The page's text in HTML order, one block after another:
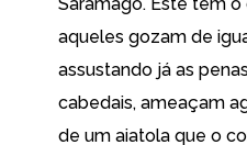
aqueles gozam de
assustando já as
cabedais, ameaçam
de um aiatola que o